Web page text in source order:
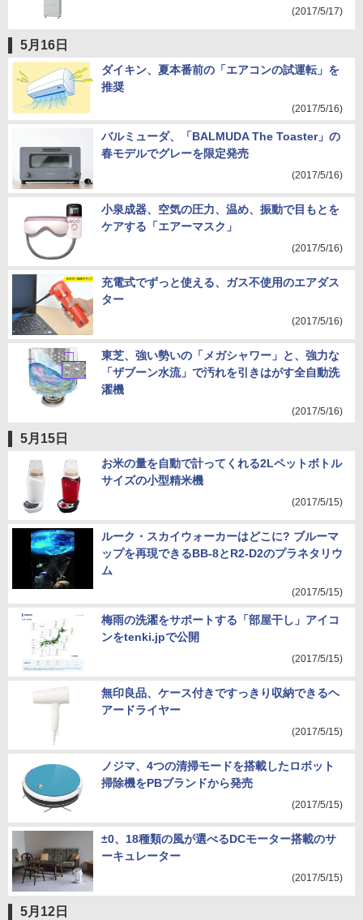
(2017/5/17)
5月16日
ダイキン、夏本番前の「エアコンの試運転」を
推奨
(2017/5/16)
バルミューダ、「BALMUDA The Toaster」の
春モデルでグレーを限定発売
(2017/5/16)
小泉成器、空気の圧力、温め、振動で目もとを
ケアする「エアーマスク」
(2017/5/16)
充電式でずっと使える、ガス不使用のエアダス
ター
(2017/5/16)
東芝、強い勢いの「メガシャワー」と、強力な
「ザブーン水流」で汚れを引きはがす全自動洗
濯機
(2017/5/16)
5月15日
お米の量を自動で計ってくれる2Lペットボトル
サイズの小型精米機
(2017/5/15)
ルーク・スカイウォーカーはどこに? ブルーマ
ップを再現できるBB-8とR2-D2のプラネタリウ
ム
(2017/5/15)
梅雨の洗濯をサポートする「部屋干し」アイコ
ンをtenki.jpで公開
(2017/5/15)
無印良品、ケース付きですっきり収納できるヘ
アードライヤー
(2017/5/15)
ノジマ、4つの清掃モードを搭載したロボット
掃除機をPBブランドから発売
(2017/5/15)
±0、18種類の風が選べるDCモーター搭載のサ
ーキュレーター
(2017/5/15)
5月12日